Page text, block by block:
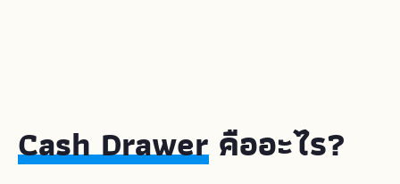
Cash Drawer คืออะไร?